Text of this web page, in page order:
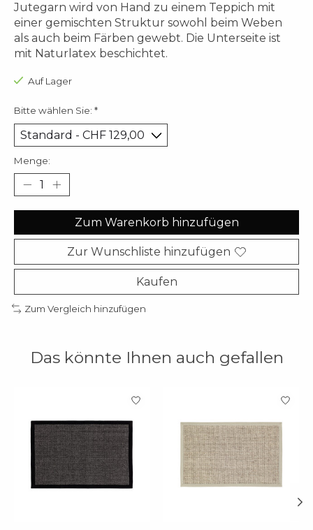
Jutegarn wird von Hand zu einem Teppich mit
einer gemischten Struktur sowohl beim Weben
als auch beim Färben gewebt. Die Unterseite ist
mit Naturlatex beschichtet.
Auf Lager
Bitte wählen Sie: *
Menge:
Zum Warenkorb hinzufügen
Zur Wunschliste hinzufügen
Kaufen
Zum Vergleich hinzufügen
Das könnte Ihnen auch gefallen
Produkt-Karussell-Artikel